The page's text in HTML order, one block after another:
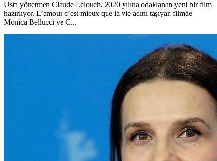
Usta yönetmen Claude Lelouch, 2020 yılına odaklanan yeni bir film
hazırlıyor. L’amour c’est mieux que la vie adını taşıyan filmde
Monica Bellucci ve C...